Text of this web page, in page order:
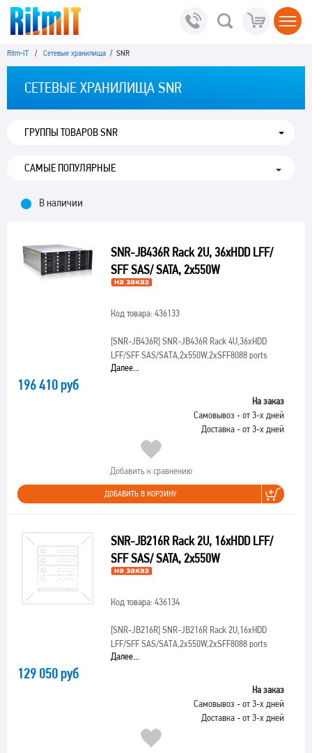
Ritm-IT / Сетевые хранилища / SNR
СЕТЕВЫЕ ХРАНИЛИЩА SNR
ГРУППЫ ТОВАРОВ SNR
В наличии
SNR-JB436R Rack 2U, 36xHDD LFF/
SFF SAS/ SATA, 2x550W
Код товара: 436133
[SNR-JB436R]SNR-JB436R Rack 4U,36xHDD
LFF/SFF SAS/SATA,2x550W,2xSFF8088 ports
Далее...
196 410 руб
На заказ
Самовывоз - от 3-х дней
Доставка - от 3-х дней
Добавить к сравнению
ДОБАВИТЬ В КОРЗИНУ
SNR-JB216R Rack 2U, 16xHDD LFF/
SFF SAS/ SATA, 2x550W
Код товара: 436134
[SNR-JB216R]SNR-JB216R Rack 2U,16xHDD
LFF/SFF SAS/SATA,2x550W,2xSFF8088 ports
Далее...
129 050 руб
На заказ
Самовывоз - от 3-х дней
Доставка - от 3-х дней